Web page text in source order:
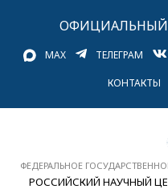
ОФИЦИАЛЬНЫЙ
MAX ТЕЛЕГРАМ
КОНТАКТЫ
ФЕДЕРАЛЬНОЕ
РОССИЙСКИЙ НАУЧНЫЙ